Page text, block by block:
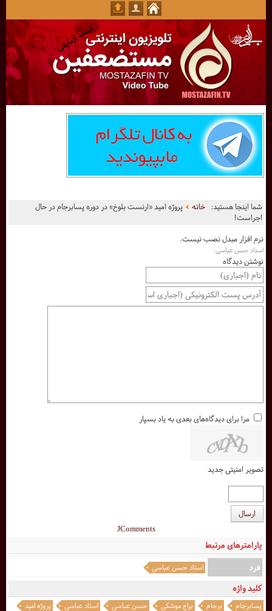
شما اینجا هستید:خانه
پروژه امید «ارنست بلوخ» در دوره پسابرجام در حال
اجراست!
نرم افزار مبدل نصب نیست.
استاد حسن عباسی:
کلید واژه
پسابرجام برجام براج موشکی حسن عباسی استاد عباسی
پروژه امید
پارامترهای مرتبط
فرد
استاد حسن عباسی
نوشتن دیدگاه
مرا برای دیدگاه‌های بعدی به یاد بسپار
تصویر امنیتی جدید
ارسال
JComments